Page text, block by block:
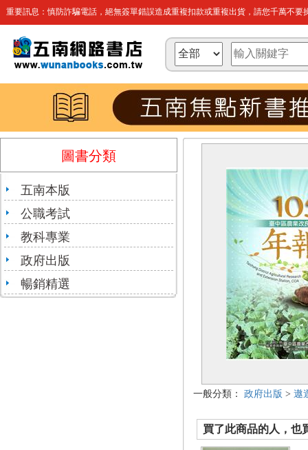
重要訊息：慎防詐騙電話，絕無簽單錯誤造成重複扣款或重複出貨，請您千萬不要
圖書分類
五南本版
公職考試
教科專業
政府出版
暢銷精選
一般分類： 政府出版 > 遨
買了此商品的人，也